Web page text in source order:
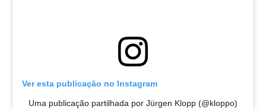
Ver esta publicação no Instagram
Uma publicação partilhada por Jürgen Klopp (@kloppo)